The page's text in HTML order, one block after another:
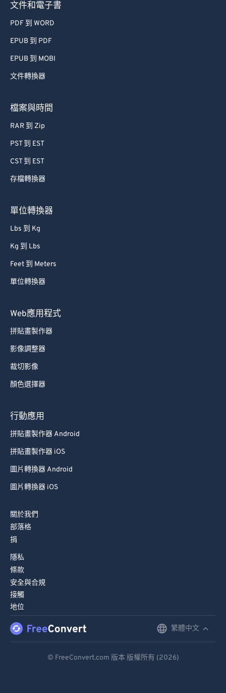
文件和電子書
PDF 到 WORD
EPUB 到 PDF
EPUB 到 MOBI
文件轉換器
檔案與時間
RAR 到 Zip
PST 到 EST
CST 到 EST
存檔轉換器
單位轉換器
Lbs 到 Kg
Kg 到 Lbs
Feet 到 Meters
單位轉換器
Web應用程式
拼貼畫製作器
影像調整器
裁切影像
顏色選擇器
行動應用
拼貼畫製作器 Android
拼貼畫製作器 iOS
圖片轉換器 Android
圖片轉換器 iOS
關於我們
部落格
捐
隱私
條款
安全與合規
接觸
地位
繁體中文
© FreeConvert.com 版本 版權所有 (2026)